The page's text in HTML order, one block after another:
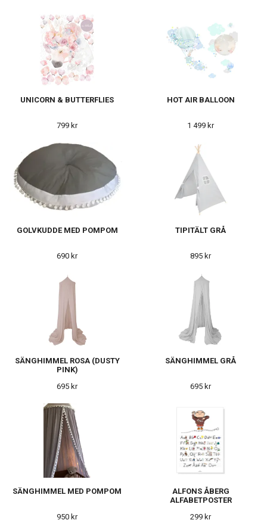
UNICORN & BUTTERFLIES
799 kr
HOT AIR BALLOON
1 499 kr
GOLVKUDDE MED POMPOM
690 kr
TIPITÄLT GRÅ
895 kr
SÄNGHIMMEL ROSA (DUSTY
PINK)
695 kr
SÄNGHIMMEL GRÅ
695 kr
SÄNGHIMMEL MED POMPOM
950 kr
ALFONS ÅBERG
ALFABETPOSTER
299 kr